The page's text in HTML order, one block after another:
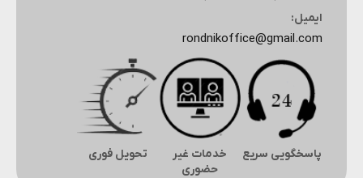
ایمیل:
rondnikoffice@gmail.com
پاسخگویی سریع
خدمات غیر
حضوری
تحویل فوری